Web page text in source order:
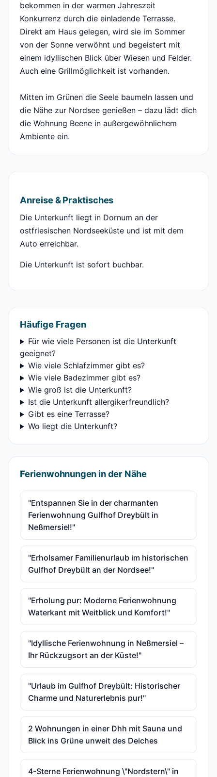
bekommen in der warmen Jahreszeit
Konkurrenz durch die einladende Terrasse.
Direkt am Haus gelegen, wird sie im Sommer
von der Sonne verwöhnt und begeistert mit
einem idyllischen Blick über Wiesen und Felder.
Auch eine Grillmöglichkeit ist vorhanden.
Mitten im Grünen die Seele baumeln lassen und
die Nähe zur Nordsee genießen – dazu lädt dich
die Wohnung Beene in außergewöhnlichem
Ambiente ein.
Anreise & Praktisches
Die Unterkunft liegt in Dornum an der
ostfriesischen Nordseeküste und ist mit dem
Auto erreichbar.
Die Unterkunft ist sofort buchbar.
Häufige Fragen
Für wie viele Personen ist die Unterkunft
geeignet?
Wie viele Schlafzimmer gibt es?
Wie viele Badezimmer gibt es?
Wie groß ist die Unterkunft?
Ist die Unterkunft allergikerfreundlich?
Gibt es eine Terrasse?
Wo liegt die Unterkunft?
Ferienwohnungen in der Nähe
"Entspannen Sie in der charmanten
Ferienwohnung Gulfhof Dreybült in
Neßmersiel!"
"Erholsamer Familienurlaub im historischen
Gulfhof Dreybült an der Nordsee!"
"Erholung pur: Moderne Ferienwohnung
Waterkant mit Weitblick und Komfort!"
"Idyllische Ferienwohnung in Neßmersiel –
Ihr Rückzugsort an der Küste!"
"Urlaub im Gulfhof Dreybült: Historischer
Charme und Naturerlebnis pur!"
2 Wohnungen in einer Dhh mit Sauna und
Blick ins Grüne unweit des Deiches
4-Sterne Ferienwohnung \"Nordstern\" in